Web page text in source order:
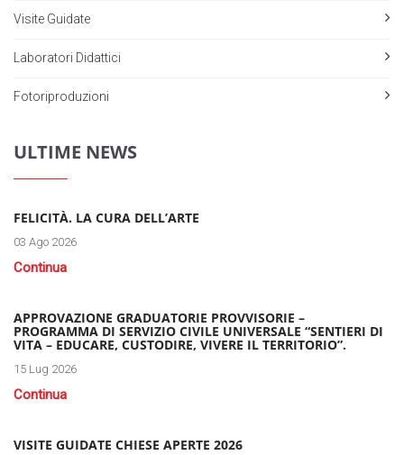
Visite Guidate
Laboratori Didattici
Fotoriproduzioni
ULTIME NEWS
FELICITÀ. LA CURA DELL’ARTE
03 Ago 2026
Continua
APPROVAZIONE GRADUATORIE PROVVISORIE –
PROGRAMMA DI SERVIZIO CIVILE UNIVERSALE “SENTIERI DI
VITA – EDUCARE, CUSTODIRE, VIVERE IL TERRITORIO”.
15 Lug 2026
Continua
VISITE GUIDATE CHIESE APERTE 2026